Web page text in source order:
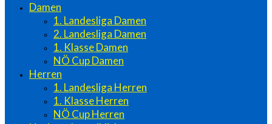
Damen
1. Landesliga Damen
2. Landesliga Damen
1. Klasse Damen
NÖ Cup Damen
Herren
1. Landesliga Herren
1. Klasse Herren
NÖ Cup Herren